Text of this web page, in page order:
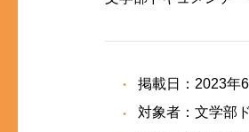
掲載日：2023年
対象者：文学部